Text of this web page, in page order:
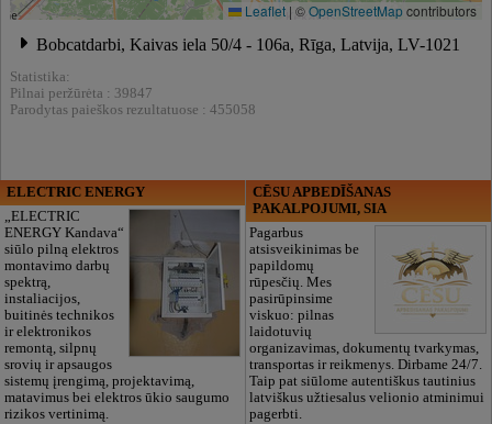
Leaflet | ©OpenStreetMapcontributors
Bobcatdarbi, Kaivas iela 50/4 - 106a, Rīga, Latvija, LV-1021
Statistika:
Pilnai peržūrėta : 39847
Parodytas paieškos rezultatuose : 455058
ELECTRIC ENERGY
„ELECTRIC
ENERGY Kandava“
siūlo pilną elektros
montavimo darbų
spektrą,
instaliacijos,
buitinės technikos
ir elektronikos
remontą, silpnų
srovių ir apsaugos
sistemų įrengimą, projektavimą,
matavimus bei elektros ūkio saugumo
rizikos vertinimą.
CĒSU APBEDĪŠANAS
PAKALPOJUMI, SIA
Pagarbus
atsisveikinimas be
papildomų
rūpesčių. Mes
pasirūpinsime
viskuo: pilnas
laidotuvių
organizavimas, dokumentų tvarkymas,
transportas ir reikmenys. Dirbame 24/7.
Taip pat siūlome autentiškus tautinius
latviškus užtiesalus velionio atminimui
pagerbti.